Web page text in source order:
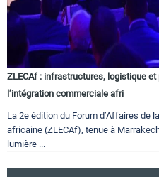
ZLECAf : infrastructures, logistique
l’intégration commerciale afri
La 2e édition du Forum d’Affaires de
africaine (ZLECAf), tenue à
lumière ...